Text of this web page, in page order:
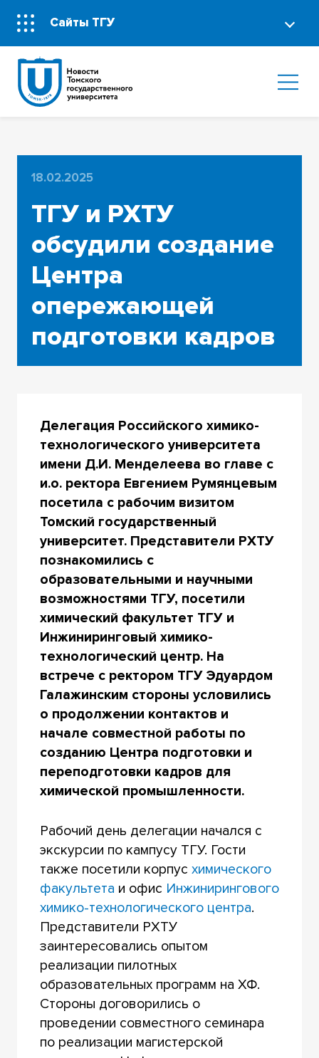
Сайты ТГУ
18.02.2025
ТГУ и РХТУ
обсудили создание
Центра
опережающей
подготовки кадров
Делегация Российского химико-
технологического университета
имени Д.И. Менделеева во главе с
и.о. ректора Евгением Румянцевым
посетила с рабочим визитом
Томский государственный
университет. Представители РХТУ
познакомились с
образовательными и научными
возможностями ТГУ, посетили
химический факультет ТГУ и
Инжиниринговый химико-
технологический центр. На
встрече с ректором ТГУ Эдуардом
Галажинским стороны условились
о продолжении контактов и
начале совместной работы по
созданию Центра подготовки и
переподготовки кадров для
химической промышленности.
Рабочий день делегации начался с
экскурсии по кампусу ТГУ. Гости
также посетили корпус химического
факультета и офис Инжинирингового
химико-технологического центра.
Представители РХТУ
заинтересовались опытом
реализации пилотных
образовательных программ на ХФ.
Стороны договорились о
проведении совместного семинара
по реализации магистерской